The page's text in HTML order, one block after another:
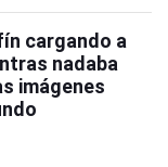
cargando a
nadaba
imágenes